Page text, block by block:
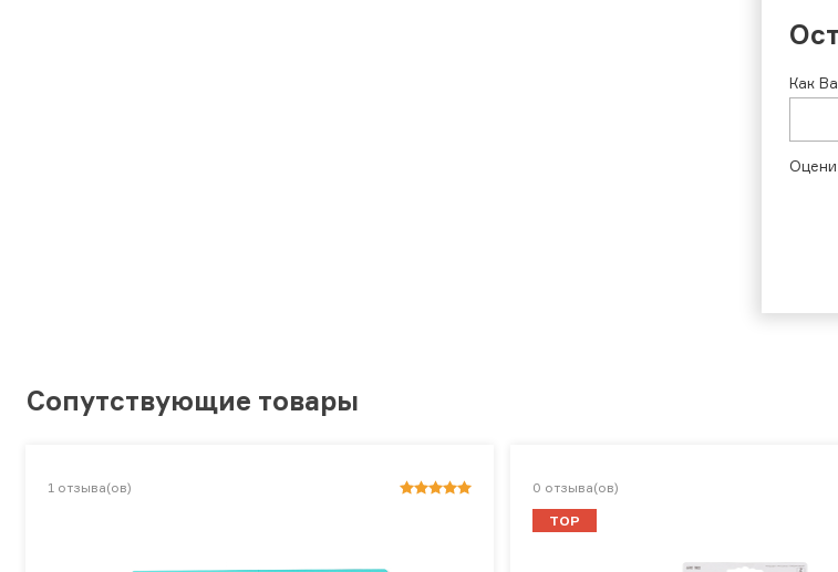
Как
Сопутствующие товары
1 отзыва(ов) 0 отзыва(ов)
TOP